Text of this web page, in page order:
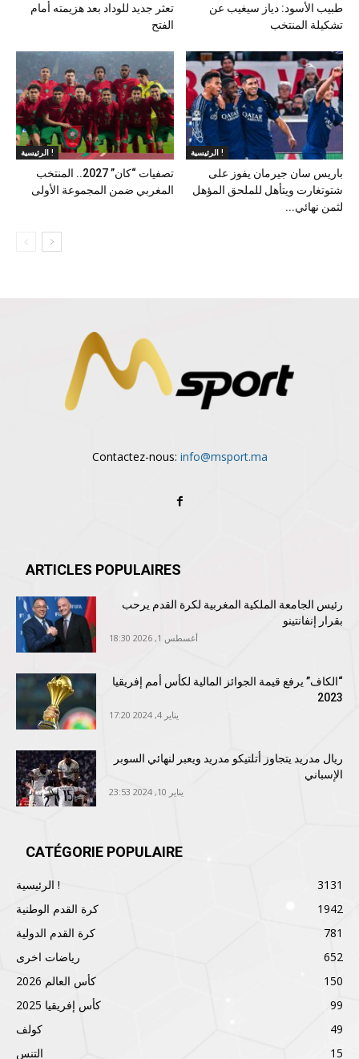
تعثر جديد للوداد بعد هزيمته أمام
الفتح
طبيب الأسود: دياز سيغيب عن
تشكيلة المنتخب
الرئيسية !
تصفيات “كان” 2027.. المنتخب
المغربي ضمن المجموعة الأولى
الرئيسية !
باريس سان جيرمان يفوز على
شتوتغارت ويتأهل للملحق المؤهل
لثمن نهائي...
Contactez-nous: info@msport.ma
ARTICLES POPULAIRES
رئيس الجامعة الملكية المغربية لكرة القدم يرحب
بقرار إنفانتينو
أغسطس 1, 2026 18:30
“الكاف” يرفع قيمة الجوائز المالية لكأس أمم إفريقيا
2023
يناير 4, 2024 17:20
ريال مدريد يتجاوز أتلتيكو مدريد ويعبر لنهائي السوبر
الإسباني
يناير 10, 2024 23:53
CATÉGORIE POPULAIRE
الرئيسية !
3131
كرة القدم الوطنية
1942
كرة القدم الدولية
781
رياضات اخرى
652
كأس العالم 2026
150
كأس إفريقيا 2025
99
كولف
49
التنس
15